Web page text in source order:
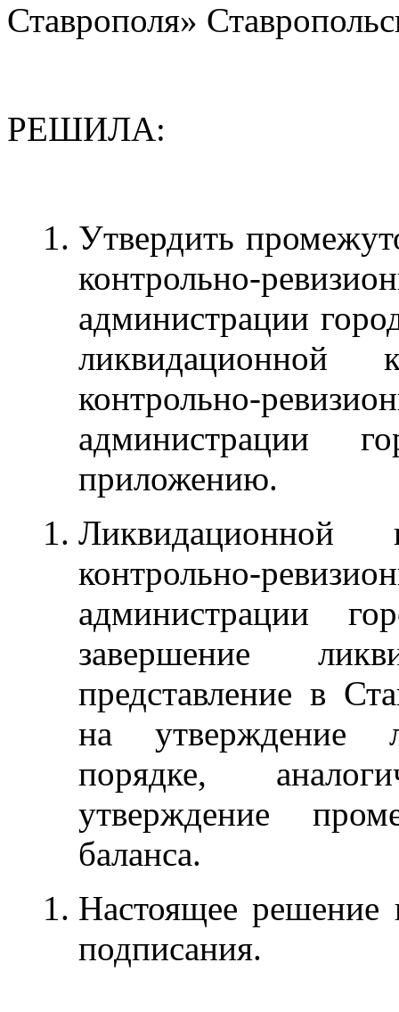
Ставрополя»
РЕШИЛА:
Утвердить
контрольно-
администрации
ликвидационной
контрольно-
администрации
приложению.
контрольно-
администрации
завершение
представление в
на утверждение
порядке,
утверждение
баланса.
Настоящее решение
подписания.